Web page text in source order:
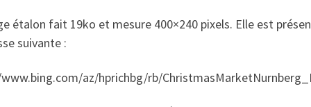
étalon fait 19ko et mesure 400×240 pixels. Elle est
suivante :
az/hprichbg/rb/